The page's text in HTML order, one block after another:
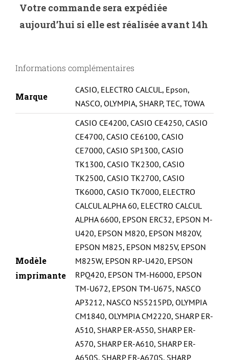
ERC
32-
Votre commande sera expédiée
aujourd’hui si elle est réalisée avant 14h
Informations complémentaires
Marque
CASIO, ELECTRO CALCUL , Epson,
NASCO, OLYMPIA, SHARP, TEC, TOWA
Modèle
imprimante
CASIO CE4200, CASIO CE4250, CASIO
CE4700, CASIO CE6100, CASIO
CE7000, CASIO SP1300, CASIO
TK1300, CASIO TK2300, CASIO
TK2500, CASIO TK2700, CASIO
TK6000, CASIO TK7000, ELECTRO
CALCUL ALPHA 60, ELECTRO CALCUL
ALPHA 6600, EPSON ERC32, EPSON M-
U420, EPSON M820, EPSON M820V,
EPSON M825, EPSON M825V, EPSON
M825W, EPSON RP-U420, EPSON
RPQ420, EPSON TM-H6000, EPSON
TM-U672, EPSON TM-U675, NASCO
AP3212, NASCO NS5215PD, OLYMPIA
CM1840, OLYMPIA CM2220, SHARP ER-
A510, SHARP ER-A550, SHARP ER-
A570, SHARP ER-A610, SHARP ER-
A650S, SHARP ER-A670S, SHARP